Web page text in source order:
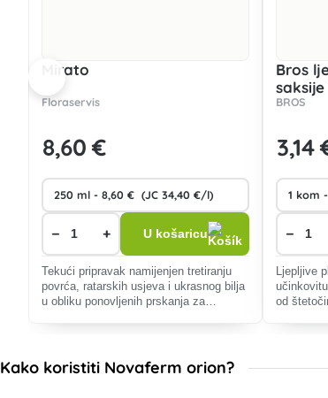
Mirato
Floraservis
8,60 €
− + U košaricu
Tekući pripravak namijenjen tretiranju
povrća, ratarskih usjeva i ukrasnog bilja
u obliku ponovljenih prskanja za
Bros
saksije
BROS
3,14
−
Ljepljive
od
Kako koristiti Novaferm orion?